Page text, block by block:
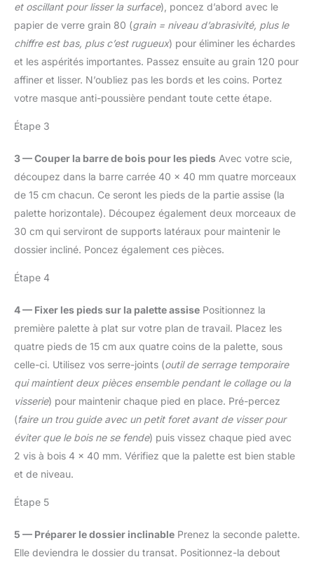
même effet
【Conception réfléchie】
Ces serres joints
adoptent la poignée
ergonomique
antidérapante pour une
utilisation plus
antidérapante, ainsi
pince de tomber
accidentellement 【Ce
que vous obtenez】2
Mini serres joints (largeur
de serrage 120 mm, force
de serrage maximale 23
légers(largeur de serrage
150 mm, force de serrage
maximale 68 kg,
profondeur de mâchoire
WORKPRO serres joints
sont le choix parfait pour
les menuisiers et DIY, ou
professionnels.
REMARQUE : les serre-
joints de même taille sont
et oscillant pour lisser la surface), poncez d’abord avec le
papier de verre grain 80 (grain = niveau d’abrasivité, plus le
chiffre est bas, plus c’est rugueux) pour éliminer les échardes
et les aspérités importantes. Passez ensuite au grain 120 pour
affiner et lisser. N’oubliez pas les bords et les coins. Portez
votre masque anti-poussière pendant toute cette étape.
Étape 3
3 — Couper la barre de bois pour les pieds Avec votre scie,
découpez dans la barre carrée 40 x 40 mm quatre morceaux
de 15 cm chacun. Ce seront les pieds de la partie assise (la
palette horizontale). Découpez également deux morceaux de
30 cm qui serviront de supports latéraux pour maintenir le
dossier incliné. Poncez également ces pièces.
Étape 4
4 — Fixer les pieds sur la palette assise Positionnez la
première palette à plat sur votre plan de travail. Placez les
quatre pieds de 15 cm aux quatre coins de la palette, sous
celle-ci. Utilisez vos serre-joints (outil de serrage temporaire
qui maintient deux pièces ensemble pendant le collage ou la
visserie) pour maintenir chaque pied en place. Pré-percez
(faire un trou guide avec un petit foret avant de visser pour
éviter que le bois ne se fende) puis vissez chaque pied avec
2 vis à bois 4 x 40 mm. Vérifiez que la palette est bien stable
et de niveau.
Étape 5
5 — Préparer le dossier inclinable Prenez la seconde palette.
Elle deviendra le dossier du transat. Positionnez-la debout